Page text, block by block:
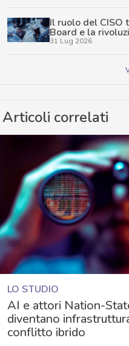
Il ruolo del CISO
Board e la
31 Lug 2026
Articoli correlati
LO STUDIO
AI e attori Nation-
diventano
conflitto ibrido